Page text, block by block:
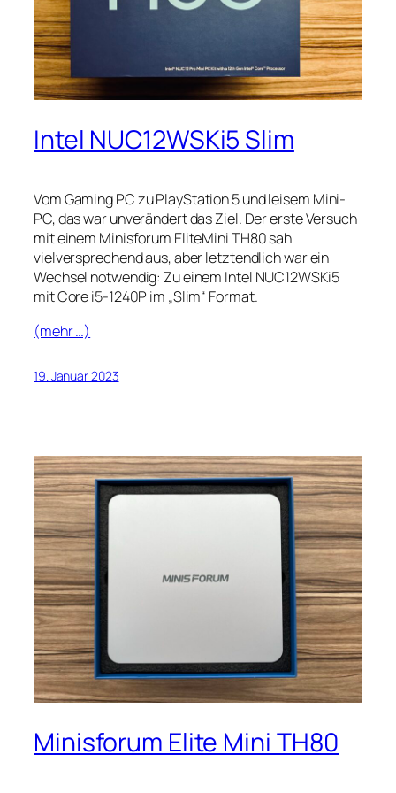
Intel NUC12WSKi5 Slim
Vom Gaming PC zu PlayStation 5 und leisem Mini-
PC, das war unverändert das Ziel. Der erste Versuch
mit einem Minisforum EliteMini TH80 sah
vielversprechend aus, aber letztendlich war ein
Wechsel notwendig: Zu einem Intel NUC12WSKi5
mit Core i5-1240P im „Slim“ Format.
(mehr …)
19. Januar 2023
Minisforum Elite Mini TH80